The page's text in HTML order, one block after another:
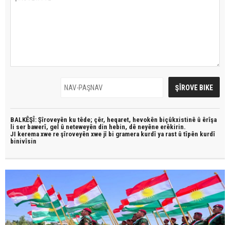
BALKÊŞÎ: Şîroveyên ku têde; çêr, heqaret, hevokên biçûkxistinê û êrîşa
li ser bawerî, gel û neteweyên din hebin, dê neyêne erêkirin.
JI kerema xwe re şîroveyên xwe jî bi gramera kurdî ya rast û tîpên kurdî
binivîsin